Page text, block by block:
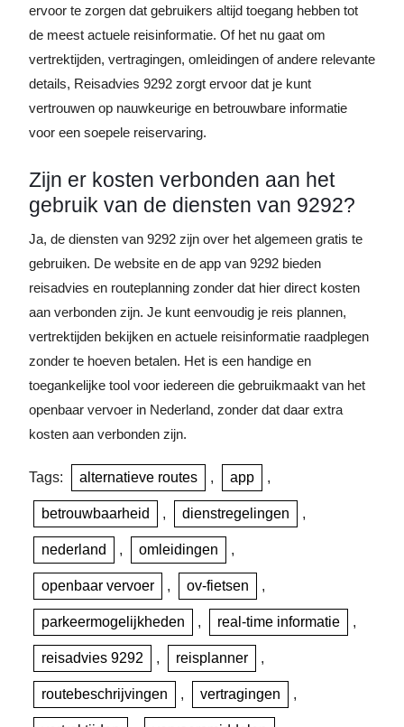
ervoor te zorgen dat gebruikers altijd toegang hebben tot
de meest actuele reisinformatie. Of het nu gaat om
vertrektijden, vertragingen, omleidingen of andere relevante
details, Reisadvies 9292 zorgt ervoor dat je kunt
vertrouwen op nauwkeurige en betrouwbare informatie
voor een soepele reiservaring.
Zijn er kosten verbonden aan het
gebruik van de diensten van 9292?
Ja, de diensten van 9292 zijn over het algemeen gratis te
gebruiken. De website en de app van 9292 bieden
reisadvies en routeplanning zonder dat hier direct kosten
aan verbonden zijn. Je kunt eenvoudig je reis plannen,
vertrektijden bekijken en actuele reisinformatie raadplegen
zonder te hoeven betalen. Het is een handige en
toegankelijke tool voor iedereen die gebruikmaakt van het
openbaar vervoer in Nederland, zonder dat daar extra
kosten aan verbonden zijn.
Tags: alternatieve routes , app ,
betrouwbaarheid , dienstregelingen ,
nederland , omleidingen ,
openbaar vervoer , ov-fietsen ,
parkeermogelijkheden , real-time informatie ,
reisadvies 9292 , reisplanner ,
routebeschrijvingen , vertragingen ,